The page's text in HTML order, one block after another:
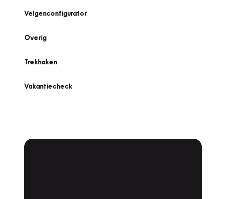
Velgenconfigurator
Overig
Trekhaken
Vakantiecheck